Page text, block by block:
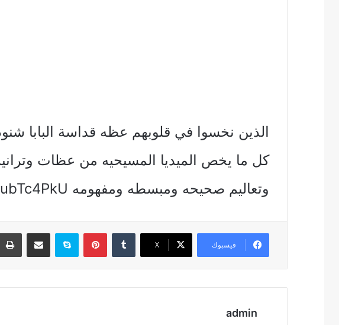
كل ما يخص الميديا المسيحيه من عظات
وتعاليم صحيحه ومبسطه ومفهومه http://youtu.be/3xLubTc4PkU
فيسبوك ‫X
بينتيريستسكايب مشاركة عبر البريد
admin